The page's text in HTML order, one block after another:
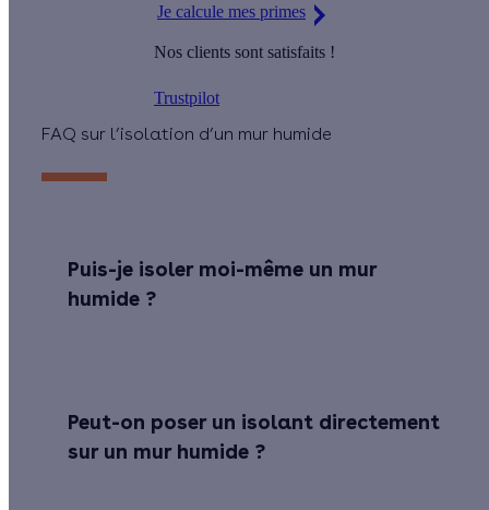
Je calcule mes primes
Nos clients sont satisfaits !
Trustpilot
FAQ sur l’isolation d’un mur humide
Puis-je isoler moi-même un mur
humide ?
Peut-on poser un isolant directement
sur un mur humide ?